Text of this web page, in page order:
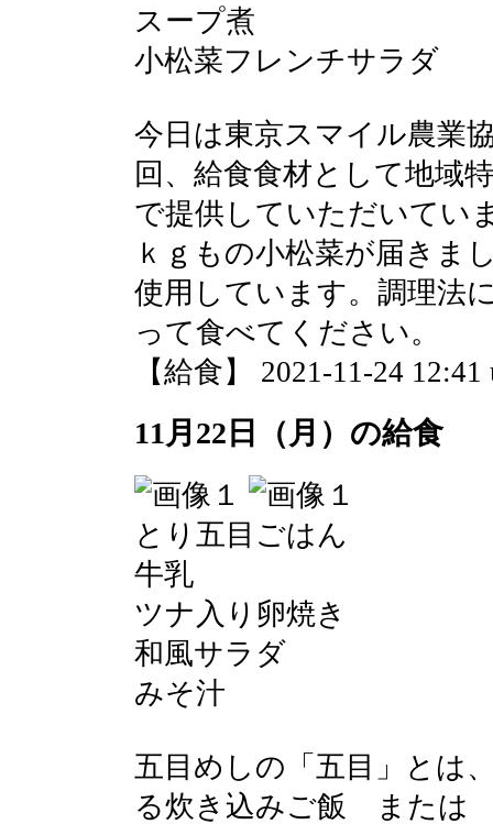
スープ煮
小松菜フレンチサラダ
今日は東京スマイル農業
回、給食食材として地域
で提供していただいてい
ｋｇもの小松菜が届きま
使用しています。調理法
って食べてください。
【給食】 2021-11-24 12:41
11月22日（月）の給食
とり五目ごはん
牛乳
ツナ入り卵焼き
和風サラダ
みそ汁
五目めしの「五目」とは
る炊き込みご飯 または